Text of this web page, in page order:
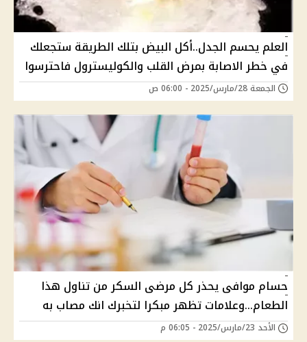
العلم يحسم الجدل..أكل البيض بتلك الطريقة ستجعلك
في خطر الاصابة بمرض القلب والكوليسترول فاحترسوا
الجمعة 28/مارس/2025 - 06:00 ص
حسام موافى يحذر كل مرضى السكر من تناول هذا
الطعام...وعلامات تظهر مبكرا لتخبرك انك مصاب به
الأحد 23/مارس/2025 - 06:05 م